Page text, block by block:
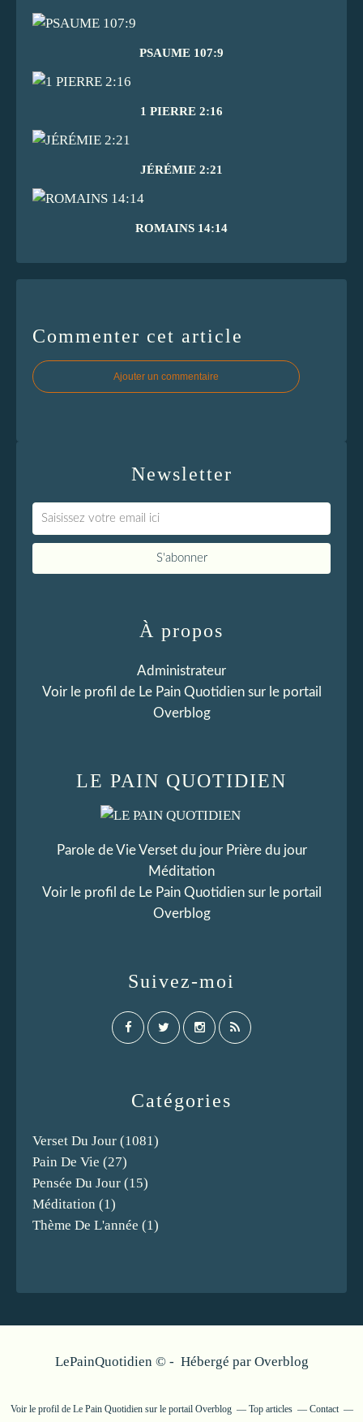
PSAUME 107:9
1 PIERRE 2:16
JÉRÉMIE 2:21
ROMAINS 14:14
Commenter cet article
Ajouter un commentaire
Newsletter
Catégories
Verset Du Jour (1081)
Pain De Vie (27)
Pensée Du Jour (15)
Méditation (1)
Thème De L'année (1)
LE PAIN QUOTIDIEN
Parole de Vie Verset du jour Prière du jour
Méditation
Voir le profil de Le Pain Quotidiensur le portail
Overblog
Suivez-moi
À propos
Administrateur
Voir le profil de Le Pain Quotidiensur le portail
Overblog
LePainQuotidien © - Hébergé par Overblog
Voir le profil de Le Pain Quotidiensur le portail Overblog Top articles Contact